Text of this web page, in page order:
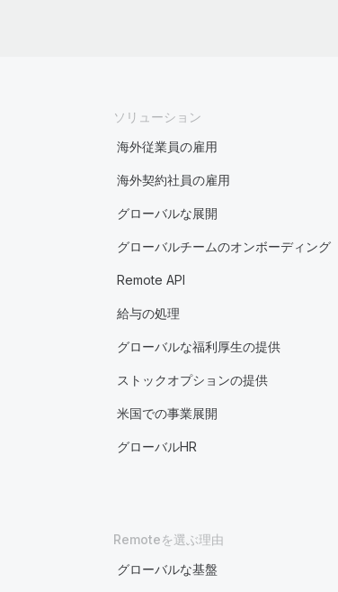
ソリューション
海外従業員の雇用
海外契約社員の雇用
グローバルな展開
グローバルチームのオンボーディング
Remote API
給与の処理
グローバルな福利厚生の提供
ストックオプションの提供
米国での事業展開
グローバルHR
Remoteを選ぶ理由
グローバルな基盤